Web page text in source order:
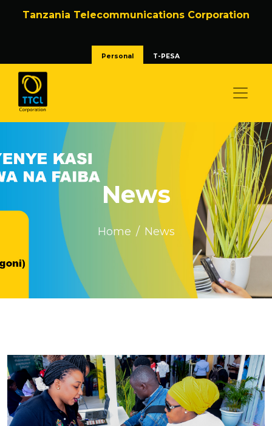
Tanzania Telecommunications Corporation
Personal T-PESA
News
Home News